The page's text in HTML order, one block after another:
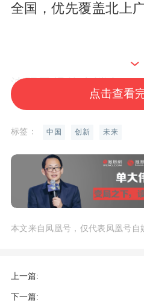
全国，优先覆盖北上
沈阳已经传来消息：
沈阳！机场出来没
更具说服力的，或是
人朋友圈的图片：
主就被逼疯了。
还有网友在微博上曝
辆蓝色共享宝马在玩
点击查看
标签： 中国 创新 未来
本文来自凤凰号，仅代表凤凰号自
上一篇:
下一篇: